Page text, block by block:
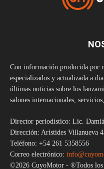
Con información producida por
especializados y actualizada a
últimas noticias sobre los
salones internacionales,
Director periodístico: Lic.
Dirección: Arístides Villanueva
Teléfono: +54 261 5358556
Correo electrónico:
©2026 CuyoMotor - ®Todos los